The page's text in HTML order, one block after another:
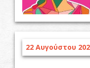
22 Αυγούστου